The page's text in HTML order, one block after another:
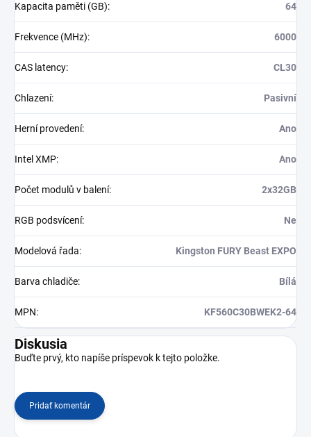
Kapacita paměti (GB): 64
Frekvence (MHz): 6000
CAS latency: CL30
Chlazení: Pasivní
Herní provedení: Ano
Intel XMP: Ano
Počet modulů v balení: 2x32GB
RGB podsvícení: Ne
Modelová řada: Kingston FURY Beast EXPO
Barva chladiče: Bílá
MPN: KF560C30BWEK2-64
Diskusia
Buďte prvý, kto napíše príspevok k tejto položke.
Pridať komentár